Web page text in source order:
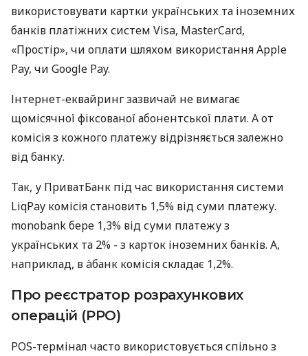
використовувати картки українських та іноземних
банків платіжних систем Visa, MasterCard,
«Простір», чи оплати шляхом використання Apple
Pay, чи Google Pay.
Інтернет-еквайринг зазвичай не вимагає
щомісячної фіксованої абонентської плати. А от
комісія з кожного платежу відрізняється залежно
від банку.
Так, у ПриватБанк під час використання системи
LiqPay комісія становить 1,5% від суми платежу.
monobank бере 1,3% від суми платежу з
українських та 2% - з карток іноземних банків. А,
наприклад, в àбанк комісія складає 1,2%.
Про реєстратор розрахункових
операцій (РРО)
POS-термінал часто використовується спільно з